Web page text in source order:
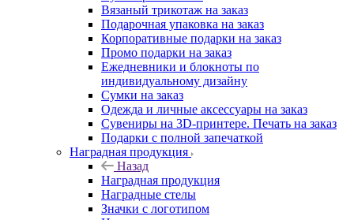
Вязаный трикотаж на заказ
Подарочная упаковка на заказ
Корпоративные подарки на заказ
Промо подарки на заказ
Ежедневники и блокноты по
индивидуальному дизайну
Сумки на заказ
Одежда и личные аксессуары на заказ
Сувениры на 3D-принтере. Печать на заказ
Подарки с полной запечаткой
Наградная продукция
Назад
Наградная продукция
Наградные стелы
Значки с логотипом